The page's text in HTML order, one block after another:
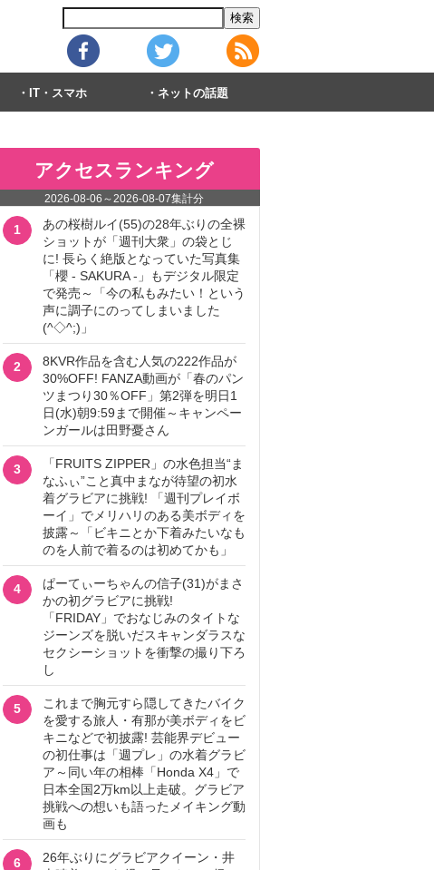
IT・スマホ ネットの話題
アクセスランキング
2026-08-06 ～2026-08-07集計分
1
あの桜樹ルイ(55)の28年ぶりの全裸
ショットが「週刊大衆」の袋とじ
に! 長らく絶版となっていた写真集
「櫻 - SAKURA -」もデジタル限定
で発売～「今の私もみたい！という
声に調子にのってしまいました
(^◇^;)」
2
8KVR作品を含む人気の222作品が
30%OFF! FANZA動画が「春のパン
ツまつり30％OFF」第2弾を明日1
日(水)朝9:59まで開催～キャンペー
ンガールは田野憂さん
3
「FRUITS ZIPPER」の水色担当“ま
なふぃ”こと真中まなが待望の初水
着グラビアに挑戦! 「週刊プレイボ
ーイ」でメリハリのある美ボディを
披露～「ビキニとか下着みたいなも
のを人前で着るのは初めてかも」
4
ぱーてぃーちゃんの信子(31)がまさ
かの初グラビアに挑戦!
「FRIDAY」でおなじみのタイトな
ジーンズを脱いだスキャンダラスな
セクシーショットを衝撃の撮り下ろ
し
5
これまで胸元すら隠してきたバイク
を愛する旅人・有那が美ボディをビ
キニなどで初披露! 芸能界デビュー
の初仕事は「週プレ」の水着グラビ
ア～同い年の相棒「Honda X4」で
日本全国2万km以上走破。グラビア
挑戦への想いも語ったメイキング動
画も
6
26年ぶりにグラビアクイーン・井